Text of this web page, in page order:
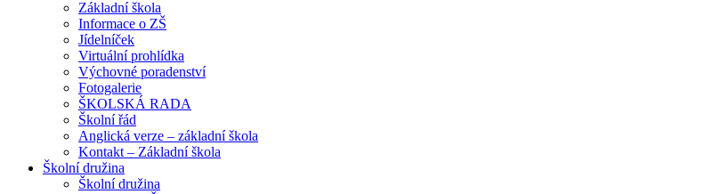
Základní škola
Informace o ZŠ
Jídelníček
Virtuální prohlídka
Výchovné poradenství
Fotogalerie
ŠKOLSKÁ RADA
Školní řád
Anglická verze – základní škola
Kontakt – Základní škola
Školní družina
Školní družina